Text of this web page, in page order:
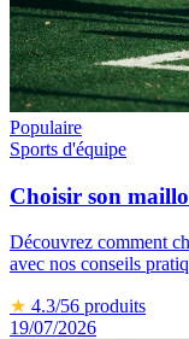
Populaire
Sports d'équipe
Choisir son
Découvrez comment
avec nos conseils
★ 4.3/56 produits
19/07/2026